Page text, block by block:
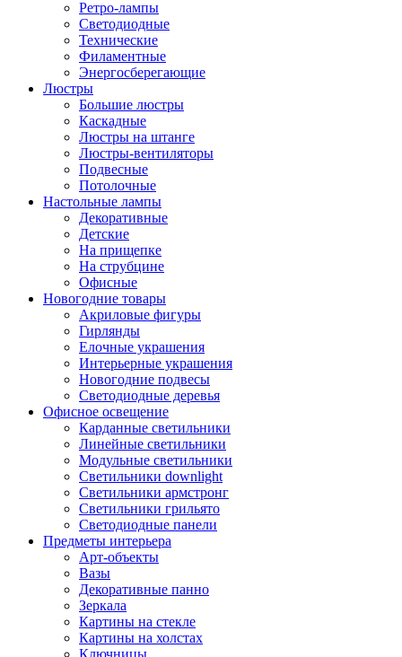
Ретро-лампы
Светодиодные
Технические
Филаментные
Энергосберегающие
Люстры
Большие люстры
Каскадные
Люстры на штанге
Люстры-вентиляторы
Подвесные
Потолочные
Настольные лампы
Декоративные
Детские
На прищепке
На струбцине
Офисные
Новогодние товары
Акриловые фигуры
Гирлянды
Елочные украшения
Интерьерные украшения
Новогодние подвесы
Светодиодные деревья
Офисное освещение
Карданные светильники
Линейные светильники
Модульные светильники
Светильники downlight
Светильники армстронг
Светильники грильято
Светодиодные панели
Предметы интерьера
Арт-объекты
Вазы
Декоративные панно
Зеркала
Картины на стекле
Картины на холстах
Ключницы